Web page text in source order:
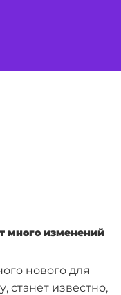
много изменений
нового для
станет известно,